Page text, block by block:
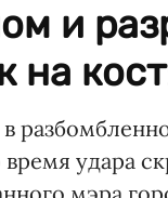
и
на
удара